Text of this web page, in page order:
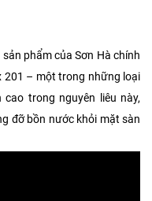
phẩm của Sơn Hà chính
201 – một trong những loại
trong nguyên liêu này,
đỡ bồn nước khỏi mặt sàn